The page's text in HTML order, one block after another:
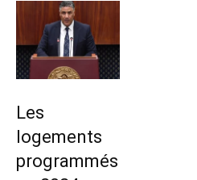
Les
logements
programmés